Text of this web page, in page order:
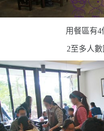
用餐區有4
2至多人